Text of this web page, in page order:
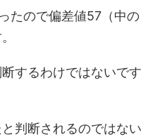
たので偏差値57（中の
するわけではないです
判断されるのではない